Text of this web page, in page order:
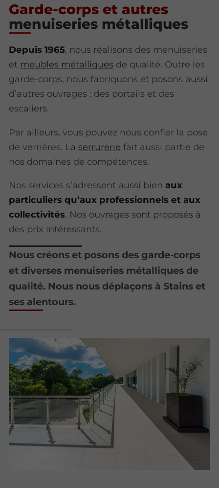
Garde-corps et autres
menuiseries métalliques
Depuis 1965, nous réalisons des menuiseries
et meubles métalliques de qualité. Outre les
garde-corps, nous fabriquons et posons aussi
d’autres ouvrages : des portails et des
escaliers.
Par ailleurs, vous pouvez nous confier la pose
de verrières. La serrurerie fait aussi partie de
nos domaines de compétences.
Nos services s’adressent aussi bien aux
particuliers qu’aux professionnels et aux
collectivités. Nos ouvrages sont proposés à
des prix intéressants.
Nous créons et posons des garde-corps
et diverses menuiseries métalliques de
qualité. Nous nous déplaçons à Stains et
ses alentours.